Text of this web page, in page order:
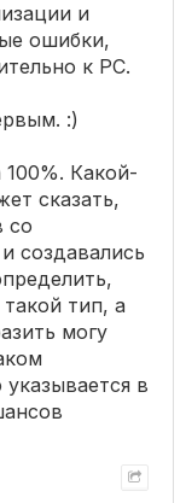
и
ошибки,
к РС.
:)
100%. Какой-
сказать,
со
создавались
тип, а
могу
в